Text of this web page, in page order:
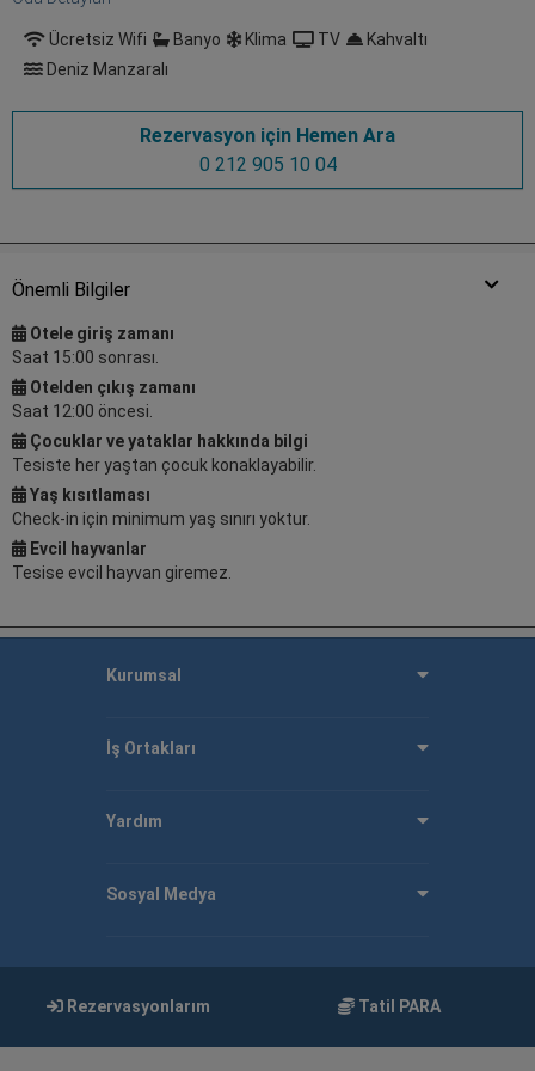
Ücretsiz Wifi Banyo Klima TV
Kahvaltı
Deniz Manzaralı
Rezervasyon için Hemen Ara
0 212 905 10 04
Önemli Bilgiler
Otele giriş zamanı
Saat 15:00 sonrası.
Otelden çıkış zamanı
Saat 12:00 öncesi.
Çocuklar ve yataklar hakkında bilgi
Tesiste her yaştan çocuk konaklayabilir.
Yaş kısıtlaması
Check-in için minimum yaş sınırı yoktur.
Evcil hayvanlar
Tesise evcil hayvan giremez.
Kurumsal
İş Ortakları
Yardım
Sosyal Medya
Rezervasyonlarım Tatil PARA